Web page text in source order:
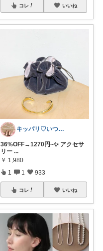
コレ いいね
キッパリ♡いつもありがとうございます🌸
36%OFF→1270円~✨ アクセサ
リー ...
￥ 1,980
1 1 933
コレ いいね